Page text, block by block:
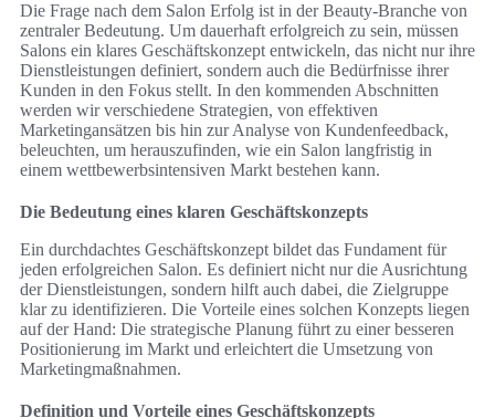
Die Frage nach dem Salon Erfolg ist in der Beauty-Branche von
zentraler Bedeutung. Um dauerhaft erfolgreich zu sein, müssen
Salons ein klares Geschäftskonzept entwickeln, das nicht nur ihre
Dienstleistungen definiert, sondern auch die Bedürfnisse ihrer
Kunden in den Fokus stellt. In den kommenden Abschnitten
werden wir verschiedene Strategien, von effektiven
Marketingansätzen bis hin zur Analyse von Kundenfeedback,
beleuchten, um herauszufinden, wie ein Salon langfristig in
einem wettbewerbsintensiven Markt bestehen kann.
Die Bedeutung eines klaren Geschäftskonzepts
Ein durchdachtes Geschäftskonzept bildet das Fundament für
jeden erfolgreichen Salon. Es definiert nicht nur die Ausrichtung
der Dienstleistungen, sondern hilft auch dabei, die Zielgruppe
klar zu identifizieren. Die Vorteile eines solchen Konzepts liegen
auf der Hand: Die strategische Planung führt zu einer besseren
Positionierung im Markt und erleichtert die Umsetzung von
Marketingmaßnahmen.
Definition und Vorteile eines Geschäftskonzepts